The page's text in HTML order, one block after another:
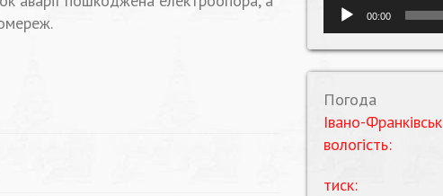
00:00
Погода
Івано-Франківськ
вологість:
тиск: